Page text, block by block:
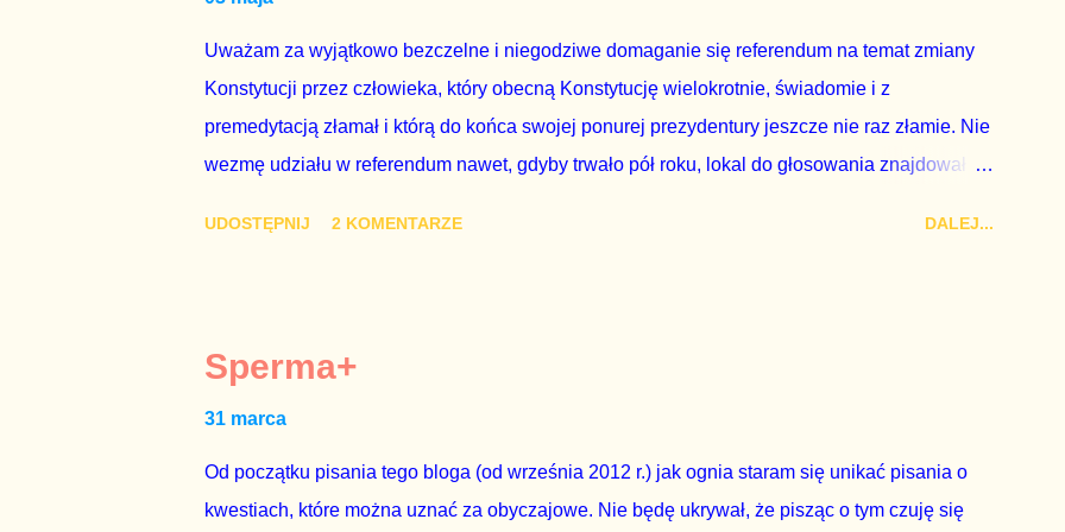
Uważam za wyjątkowo bezczelne i niegodziwe domaganie się referendum na temat zmiany
Konstytucji przez człowieka, który obecną Konstytucję wielokrotnie, świadomie i z
premedytacją złamał i którą do końca swojej ponurej prezydentury jeszcze nie raz złamie. Nie
wezmę udziału w referendum nawet, gdyby trwało pół roku, lokal do głosowania znajdował
tego referendum nie chce – ani partia rządząca, ani partie opozycyjne. Jeśli w siedzibie PiS
zapadnie decyzja, aby głosować zgodnie z wolą Dudy, obowiązkiem każdego przyzwoitego
człowieka i szanującego podstawowe reguły demokraty jest takie referendum zbojkotować. W
procedurze zmiany Konstytu...
UDOSTĘPNIJ 2 KOMENTARZE DALEJ...
Sperma+
31 marca
Od początku pisania tego bloga (od września 2012 r.) jak ognia staram się unikać pisania o
kwestiach, które można uznać za obyczajowe. Nie będę ukrywał, że pisząc o tym czuję się